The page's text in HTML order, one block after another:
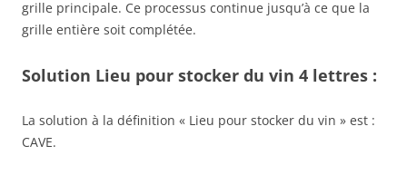
grille principale. Ce processus continue jusqu’à ce que la
grille entière soit complétée.
Solution Lieu pour stocker du vin 4 lettres :
La solution à la définition « Lieu pour stocker du vin » est :
CAVE.